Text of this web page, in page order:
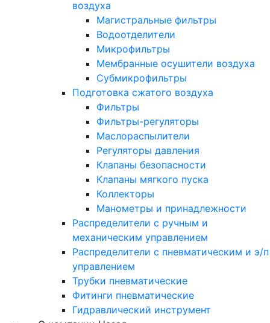
воздуха
Магистральные фильтры
Водоотделители
Микрофильтры
Мембранные осушители воздуха
Субмикрофильтры
Подготовка сжатого воздуха
Фильтры
Фильтры-регуляторы
Маслораспылители
Регуляторы давления
Клапаны безопасности
Клапаны мягкого пуска
Коллекторы
Манометры и принадлежности
Распределители с ручным и
механическим управлением
Распределители с пневматическим и э/п
управлением
Трубки пневматические
Фитинги пневматические
Гидравлический инструмент